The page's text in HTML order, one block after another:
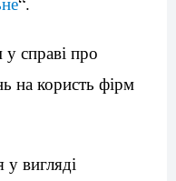
справі про
на користь фірм
вигляді